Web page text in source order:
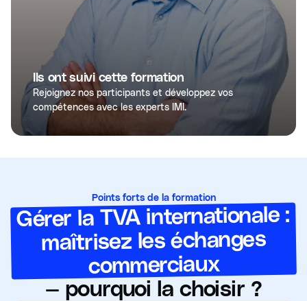
Ils ont suivi cette formation
Rejoignez nos participants et développez vos
compétences avec les experts IMI.
Points forts de la formation
Gérer la TVA internationale :
maîtrisez les échanges
commerciaux
— pourquoi la choisir ?